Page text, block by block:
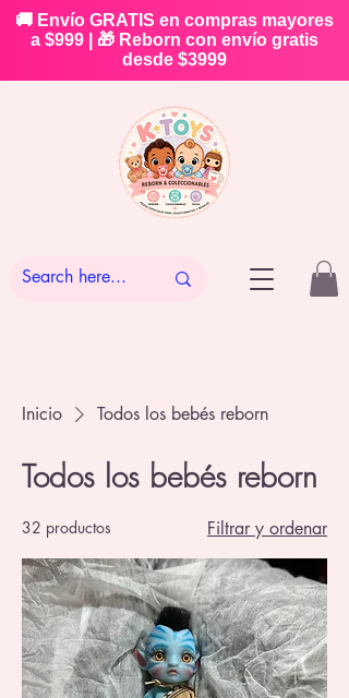
🚚 Envío GRATIS en compras mayores
a $999 | 🎁 Reborn con envío gratis
desde $3999
Inicio Todos los bebés reborn
Todos los bebés reborn
32 productos Filtrar y ordenar